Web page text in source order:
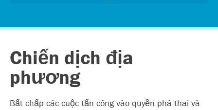
Chiến dịch địa
phương
Bất chấp các cuộc tấn công vào quyền phá thai và